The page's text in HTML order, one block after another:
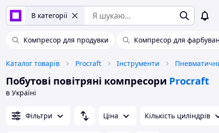
В категорії
Компресор для продувки Компресор для
Каталог товарів Procraft Інструменти
Побутові повітряні компресори Procraft
в Україні
Фільтри Ціна Кількість циліндрів